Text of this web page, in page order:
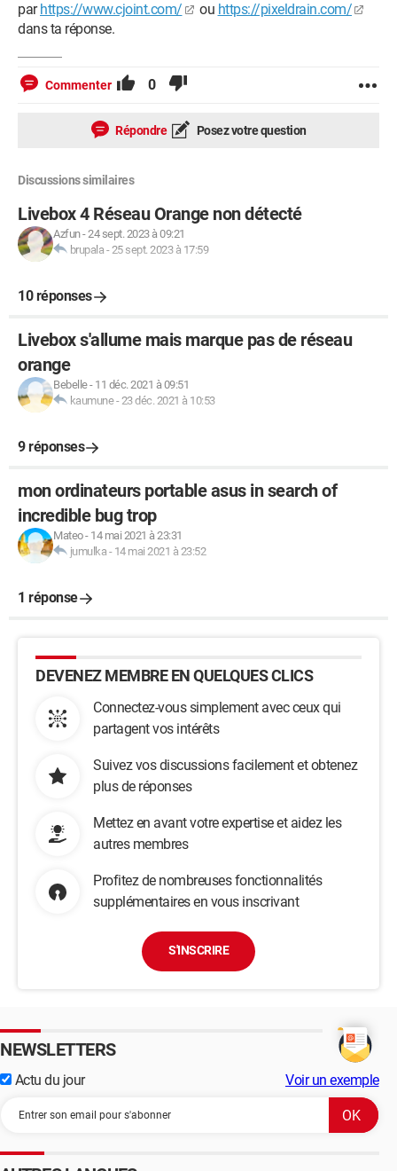
parhttps://www.cjoint.com/ ou https://pixeldrain.com/
dans ta réponse.
Commenter 0
Répondre Posez votre question
Discussions similaires
Livebox 4 Réseau Orange non détecté
Azfun-24 sept. 2023 à 09:21
brupala -25 sept. 2023 à 17:59
10 réponses
Livebox s'allume mais marque pas de réseau
orange
Bebelle- 11 déc. 2021 à 09:51
kaumune-23 déc. 2021 à 10:53
9 réponses
mon ordinateurs portable asus in search of
incredible bug trop
Mateo- 14 mai 2021 à 23:31
jumulka - 14 mai 2021 à 23:52
1 réponse
DEVENEZ MEMBRE EN QUELQUES CLICS
Connectez-vous simplement avec ceux qui
partagent vos intérêts
Suivez vos discussions facilement et obtenez
plus de réponses
Mettez en avant votre expertise et aidez les
autres membres
Profitez de nombreuses fonctionnalités
supplémentaires en vous inscrivant
S'INSCRIRE
NEWSLETTERS
Actu du jour Voir un exemple